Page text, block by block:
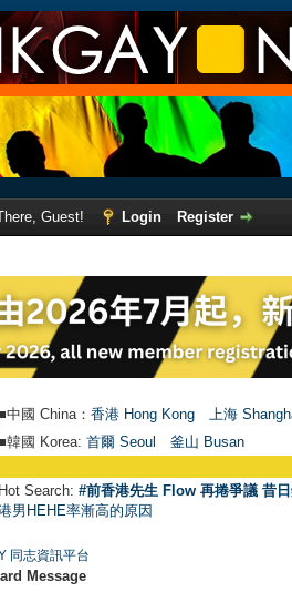
Guest! Login
Register
中國 China： 香港 Hong Kong 上海
韓國 Korea: 首爾 Seou 釜山 Busan
Hot Search: #前香港先生 Flow 再捲爭議 昔
男HEHE率漸高的原因
同志資訊平台
Message